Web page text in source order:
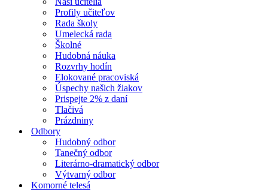
Profily učiteľov
Rada školy
Umelecká rada
Školné
Hudobná náuka
Rozvrhy hodín
Elokované pracoviská
Úspechy našich žiakov
Prispejte 2% z daní
Tlačivá
Prázdniny
Odbory
Hudobný odbor
Tanečný odbor
Literárno-dramatický odbor
Výtvarný odbor
Komorné telesá